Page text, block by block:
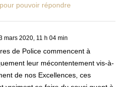
pouvoir répondre
mars 2020, 11 h 04 min
de Police commencent à
leur mécontentement vis-à-
de nos Excellences, ces